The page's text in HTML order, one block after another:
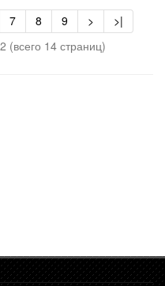
7 8 9 >
>|
(всего 14 страниц)